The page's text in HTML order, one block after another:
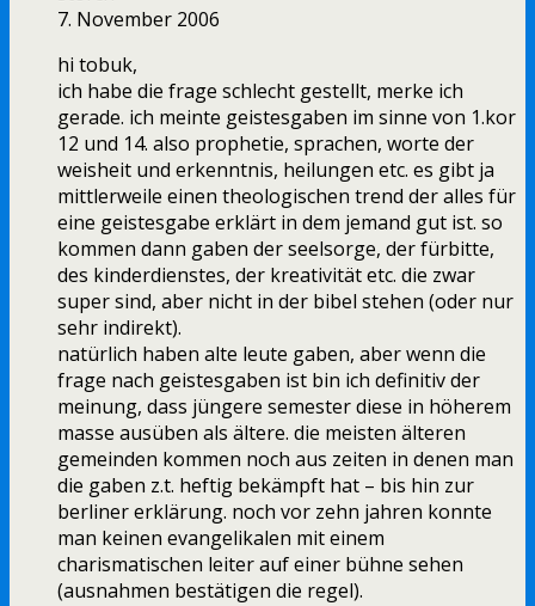
7. November 2006
hi tobuk,
ich habe die frage schlecht gestellt, merke ich
gerade. ich meinte geistesgaben im sinne von 1.kor
12 und 14. also prophetie, sprachen, worte der
weisheit und erkenntnis, heilungen etc. es gibt ja
mittlerweile einen theologischen trend der alles für
eine geistesgabe erklärt in dem jemand gut ist. so
kommen dann gaben der seelsorge, der fürbitte,
des kinderdienstes, der kreativität etc. die zwar
super sind, aber nicht in der bibel stehen (oder nur
sehr indirekt).
natürlich haben alte leute gaben, aber wenn die
frage nach geistesgaben ist bin ich definitiv der
meinung, dass jüngere semester diese in höherem
masse ausüben als ältere. die meisten älteren
gemeinden kommen noch aus zeiten in denen man
die gaben z.t. heftig bekämpft hat – bis hin zur
berliner erklärung. noch vor zehn jahren konnte
man keinen evangelikalen mit einem
charismatischen leiter auf einer bühne sehen
(ausnahmen bestätigen die regel).